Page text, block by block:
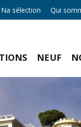
Na sélection Qui
NEUF